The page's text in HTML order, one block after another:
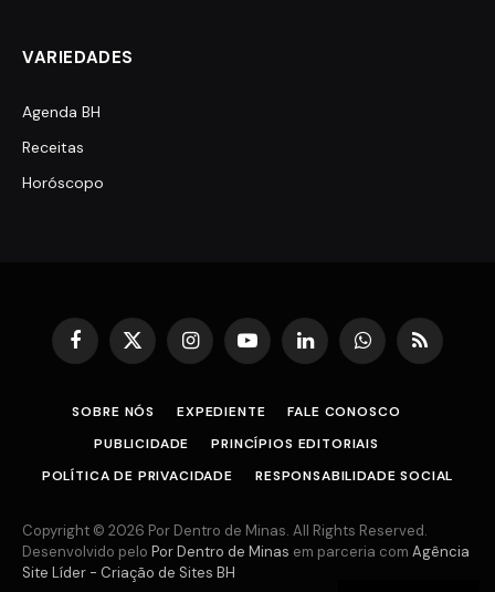
VARIEDADES
Agenda BH
Receitas
Horóscopo
Facebook
X
InstagramYouTubeLinkedInWhatsAppRSS
SOBRE NÓS EXPEDIENTE
FALE CONOSCO
PUBLICIDADE
PRINCÍPIOS EDITORIAIS
POLÍTICA DE PRIVACIDADE
RESPONSABILIDADE SOCIAL
Copyright © 2026 Por Dentro de Minas. All Rights Reserved.
Desenvolvido pelo Por Dentro de Minas em parceria com Agência
Site Líder - Criação de Sites BH